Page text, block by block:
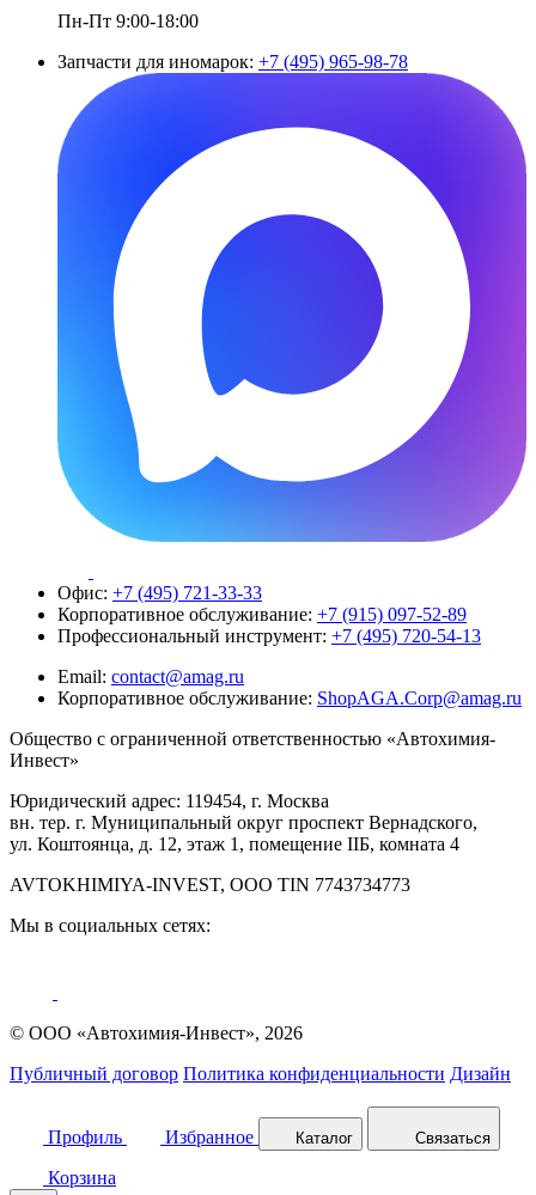
Пн-Пт 9:00-18:00
Запчасти для иномарок: +7 (495) 965-98-78
Офис: +7 (495) 721-33-33
Корпоративное обслуживание: +7 (915) 097-52-89
Профессиональный инструмент: +7 (495) 720-54-13
Email: contact@amag.ru
Корпоративное обслуживание: ShopAGA.Corp@amag.ru
Общество с ограниченной ответственностью «Автохимия-
Инвест»
Юридический адрес: 119454, г. Москва
вн. тер. г. Муниципальный округ проспект Вернадского,
ул. Коштоянца, д. 12, этаж 1, помещение IIБ, комната 4
AVTOKHIMIYA-INVEST, OOO TIN 7743734773
Мы в социальных сетях:
© ООО «Автохимия-Инвест», 2026
Публичный договор Политика конфиденциальности Дизайн
Профиль Избранное Каталог Связаться
Корзина